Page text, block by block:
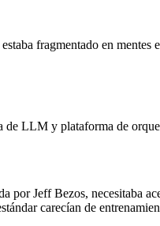
fragmentado en
de LLM y plataforma de
por Jeff Bezos, necesitaba
carecían de